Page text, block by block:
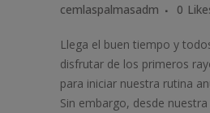
cemlaspalmasadm
0
Llega el buen tiempo y
disfrutar de los primeros
para iniciar nuestra rutina
Sin embargo, desde nuestra